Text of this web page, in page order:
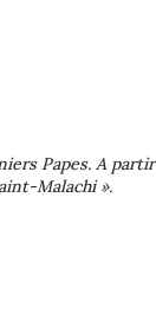
Papes. A
Malachi ».